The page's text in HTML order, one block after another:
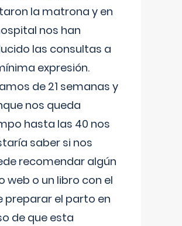
la matrona y en
nos han
las consultas a
expresión.
de 21 semanas y
nos queda
hasta las 40 nos
saber si nos
recomendar algún
web o un libro con el
preparar el parto en
de que esta